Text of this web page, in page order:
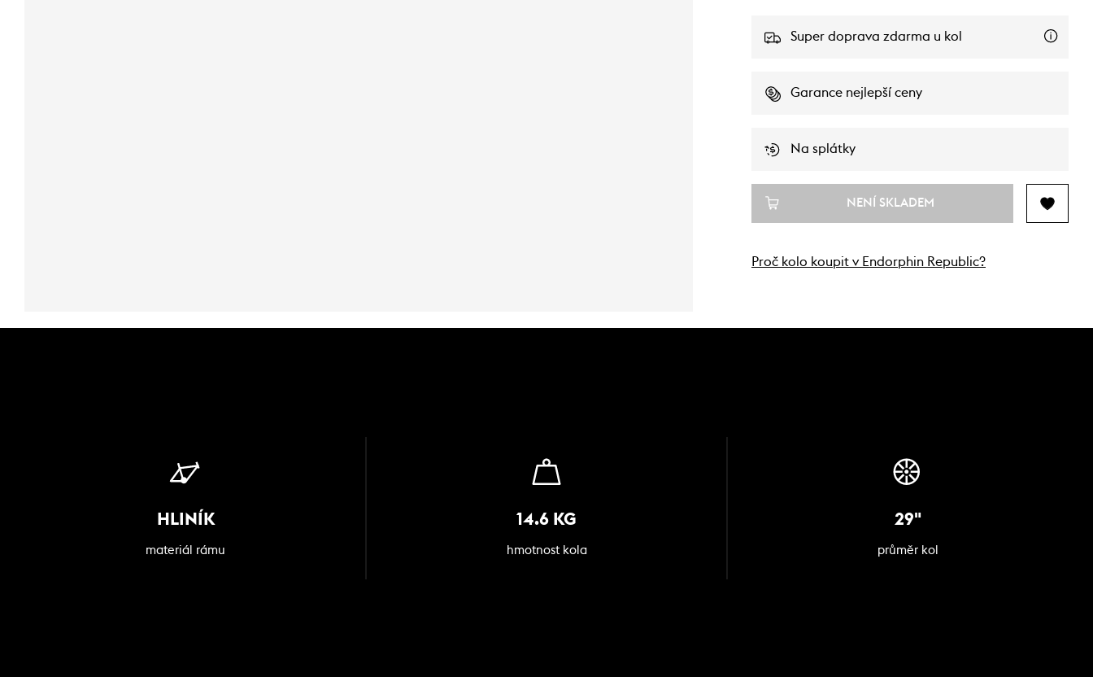
Super doprava zdarma u kol
Garance nejlepší ceny
Na splátky
NENÍ SKLADEM
Proč kolo koupit v Endorphin Republic?
HLINÍK
materiál rámu
14.6 KG
hmotnost kola
29"
průměr kol